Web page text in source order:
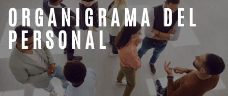
ORGANIGRAMA DEL
PERSONAL